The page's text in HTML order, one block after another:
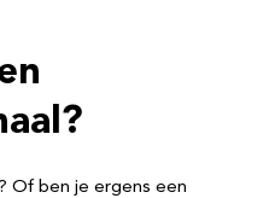
Of ben je ergens een